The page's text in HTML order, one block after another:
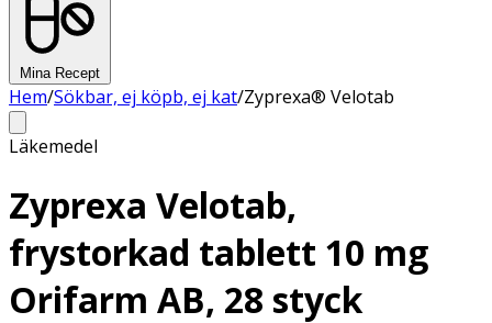
Mina Recept
Hem/Sökbar, ej köpb, ej kat/Zyprexa® Velotab
Läkemedel
Zyprexa Velotab,
frystorkad tablett 10 mg
Orifarm AB, 28 styck